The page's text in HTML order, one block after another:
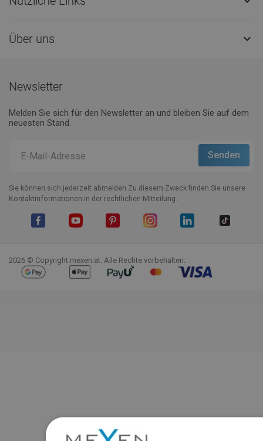
Über uns 
Newsletter
Melden Sie sich für den Newsletter an und bleiben Sie auf dem
neuesten Stand.
Sie können sich jederzeit abmelden.Zu diesem Zweck finden Sie unsere
Kontaktinformationen in der rechtlichen Mitteilung.
2026 © Copyright mexen.at. Alle Rechte vorbehalten.